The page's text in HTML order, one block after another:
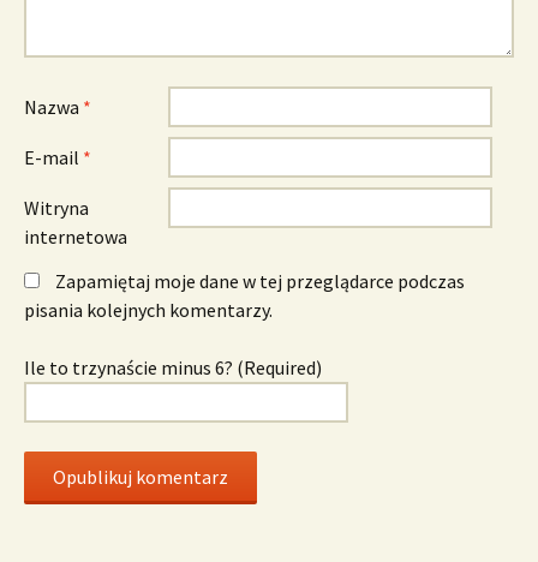
Nazwa *
E-mail *
Witryna
internetowa
Zapamiętaj moje dane w tej przeglądarce podczas
pisania kolejnych komentarzy.
Ile to trzynaście minus 6? (Required)